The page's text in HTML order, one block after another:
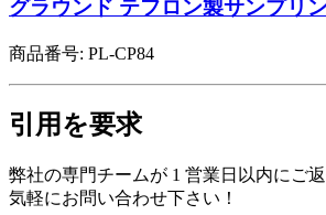
グラウンド テフロン製サンプリ
商品番号: PL-CP84
引用を要求
弊社の専門チームが 1 営業日以内にご
気軽にお問い合わせ下さい！